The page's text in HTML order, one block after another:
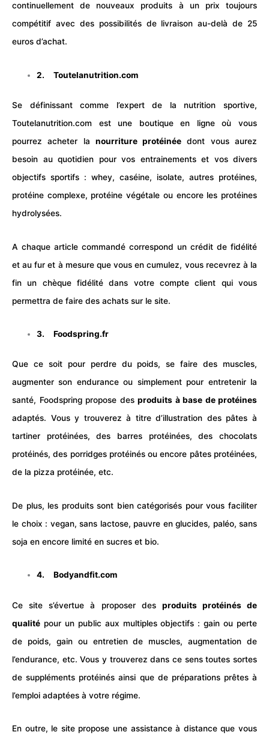
continuellement de nouveaux produits à un prix toujours
compétitif avec des possibilités de livraison au-delà de 25
euros d’achat.
2.Toutelanutrition.com
Se définissant comme l’expert de la nutrition sportive,
Toutelanutrition.com est une boutique en ligne où vous
pourrez acheter la nourriture protéinée dont vous aurez
besoin au quotidien pour vos entrainements et vos divers
objectifs sportifs : whey, caséine, isolate, autres protéines,
protéine complexe, protéine végétale ou encore les protéines
hydrolysées.
A chaque article commandé correspond un crédit de fidélité
et au fur et à mesure que vous en cumulez, vous recevrez à la
fin un chèque fidélité dans votre compte client qui vous
permettra de faire des achats sur le site.
3.Foodspring.fr
Que ce soit pour perdre du poids, se faire des muscles,
augmenter son endurance ou simplement pour entretenir la
santé, Foodspring propose des produits à base de protéines
adaptés. Vous y trouverez à titre d’illustration des pâtes à
tartiner protéinées, des barres protéinées, des chocolats
protéinés, des porridges protéinés ou encore pâtes protéinées,
de la pizza protéinée, etc.
De plus, les produits sont bien catégorisés pour vous faciliter
le choix : vegan, sans lactose, pauvre en glucides, paléo, sans
soja en encore limité en sucres et bio.
4.Bodyandfit.com
Ce site s’évertue à proposer des produits protéinés de
qualité pour un public aux multiples objectifs : gain ou perte
de poids, gain ou entretien de muscles, augmentation de
l’endurance, etc. Vous y trouverez dans ce sens toutes sortes
de suppléments protéinés ainsi que de préparations prêtes à
l’emploi adaptées à votre régime.
En outre, le site propose une assistance à distance que vous